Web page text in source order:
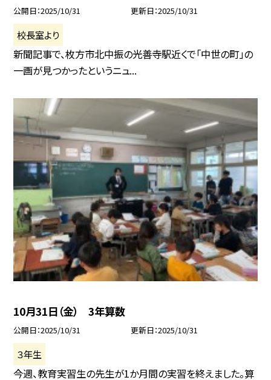
公開日 2025/10/31 更新日 2025/10/31
校長室より
新聞記事で、枚方市北中振の光善寺駅近くで「中世の町」の
一画が見つかったというニュ...
10月31日（金） 3年算数
公開日 2025/10/31 更新日 2025/10/31
３年生
今週、教育実習生の先生が1か月間の実習を終えました。算